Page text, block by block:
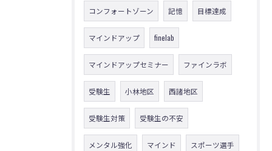
コンフォートゾーン 記憶 目標達成
マインドアップ finelab
マインドアップセミナー ファインラボ
受験生 小林地区 西諸地区
受験生対策 受験生の不安
メンタル強化 マインド スポーツ選手